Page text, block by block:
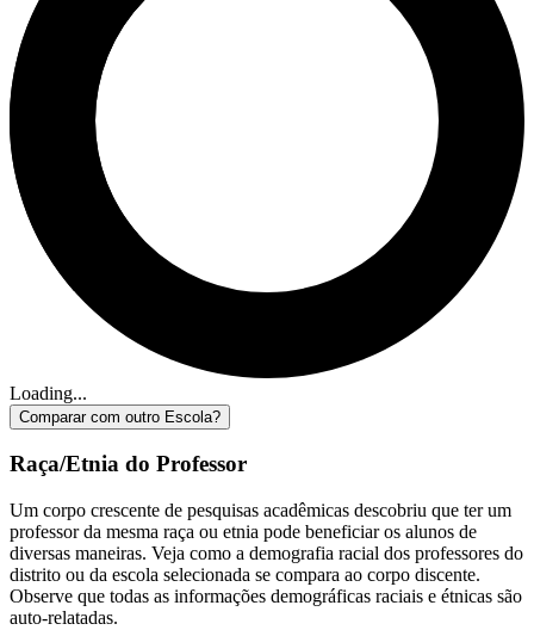
Loading...
Comparar com outro Escola?
Raça/Etnia do Professor
Um corpo crescente de pesquisas acadêmicas descobriu que ter um
professor da mesma raça ou etnia pode beneficiar os alunos de
diversas maneiras. Veja como a demografia racial dos professores do
distrito ou da escola selecionada se compara ao corpo discente.
Observe que todas as informações demográficas raciais e étnicas são
auto-relatadas.